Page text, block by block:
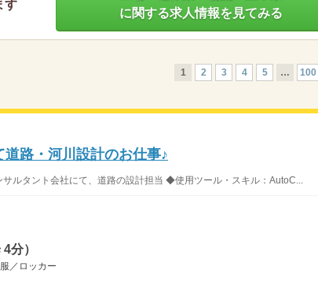
す
に関する求人情報を見てみる
1 2 3 4 5 … 100
道路・河川設計のお仕事♪
ルタント会社にて、道路の設計担当 ◆使用ツール・スキル：AutoC...
分）
／ロッカー